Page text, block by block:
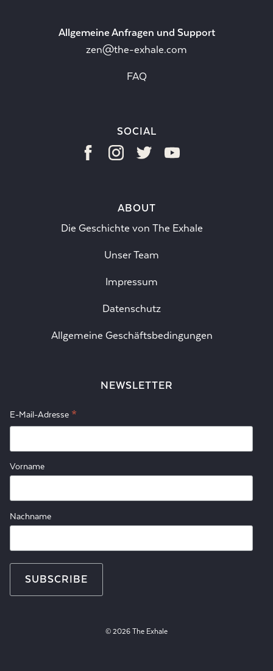
Allgemeine Anfragen und Support
zen@the-exhale.com
FAQ
SOCIAL
ABOUT
Die Geschichte von The Exhale
Unser Team
Impressum
Datenschutz
Allgemeine Geschäftsbedingungen
NEWSLETTER
E-Mail-Adresse *
Vorname
Nachname
© 2026 The Exhale